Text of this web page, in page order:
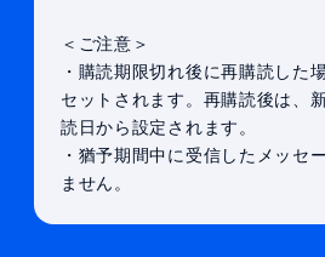
＜ご注意＞
・購読期限切れ後に再購読した
セットされます。再購読後は、
読日から設定されます。
・猶予期間中に受信したメッセ
ません。